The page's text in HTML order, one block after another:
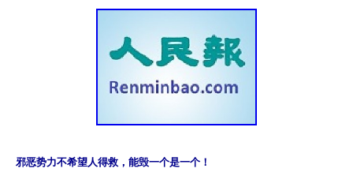
邪恶势力不希望人得救，能毁一个是一个！